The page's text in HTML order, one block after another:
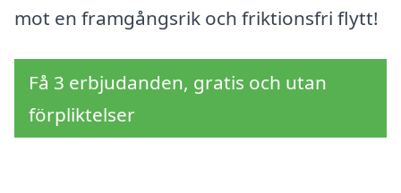
mot en framgångsrik och friktionsfri flytt!
Få 3 erbjudanden, gratis och utan
förpliktelser